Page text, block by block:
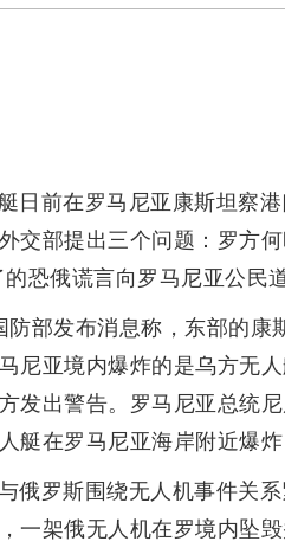
日前在罗马尼亚康斯坦察
交部提出三个问题：罗方
恐俄谎言向罗马尼亚公民
部发布消息称，东部的康
尼亚境内爆炸的是乌方无
发出警告。罗马尼亚总统
艇在罗马尼亚海岸附近爆炸
俄罗斯围绕无人机事件关
一架俄无人机在罗境内坠